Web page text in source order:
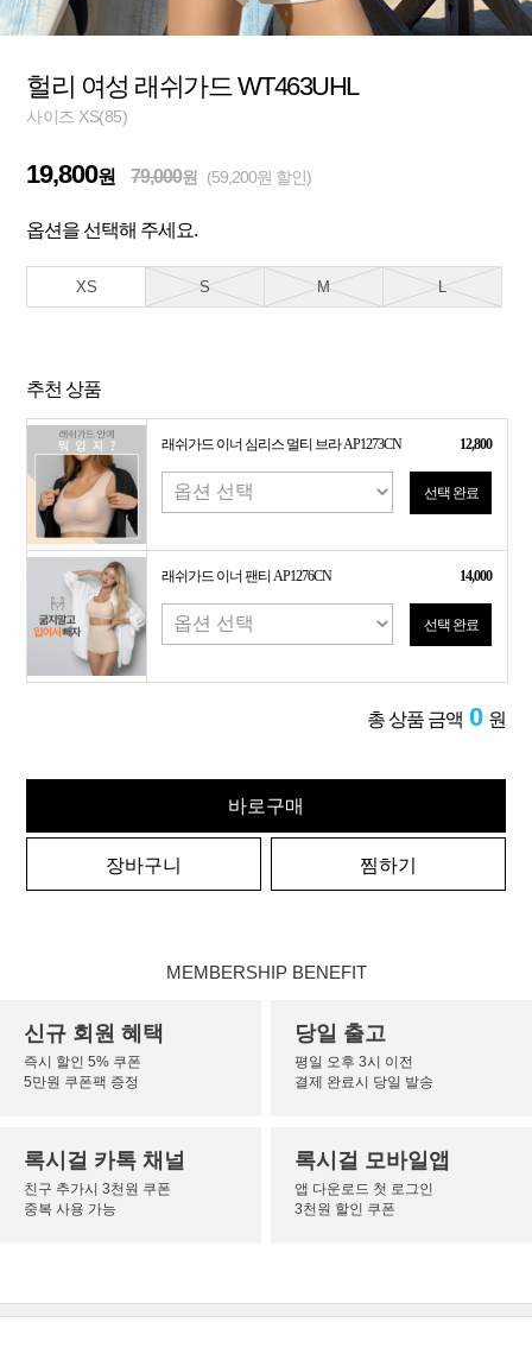
헐리 여성 래쉬가드 WT463UHL
사이즈 XS(85)
19,800원 79,000원 (59,200원 할인)
옵션을 선택해 주세요.
XS S M L
추천 상품
래쉬가드 이너 심리스 멀티 브라 AP1273CN 12,800
선택 완료
래쉬가드 이너 팬티 AP1276CN 14,000
선택 완료
총 상품 금액 0 원
바로구매
장바구니 찜하기
MEMBERSHIP BENEFIT
신규 회원 혜택
즉시 할인 5% 쿠폰
5만원 쿠폰팩 증정
당일 출고
평일 오후 3시 이전
결제 완료시 당일 발송
록시걸 카톡 채널
친구 추가시 3천원 쿠폰
중복 사용 가능
록시걸 모바일앱
앱 다운로드 첫 로그인
3천원 할인 쿠폰